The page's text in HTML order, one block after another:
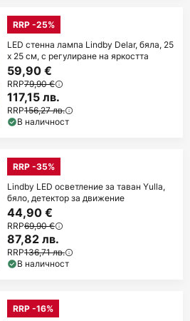
RRP -25%
LED стенна лампа Lindby Delar, бяла, 25
x 25 см, с регулиране на яркостта
59,90 €
RRP79,90 €
117,15 лв.
RRP156,27 лв.
В наличност
RRP -35%
Lindby LED осветление за таван Yulla,
бяло, детектор за движение
44,90 €
RRP69,90 €
87,82 лв.
RRP136,71 лв.
В наличност
RRP -16%